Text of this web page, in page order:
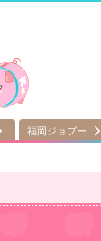
福岡ジョブー